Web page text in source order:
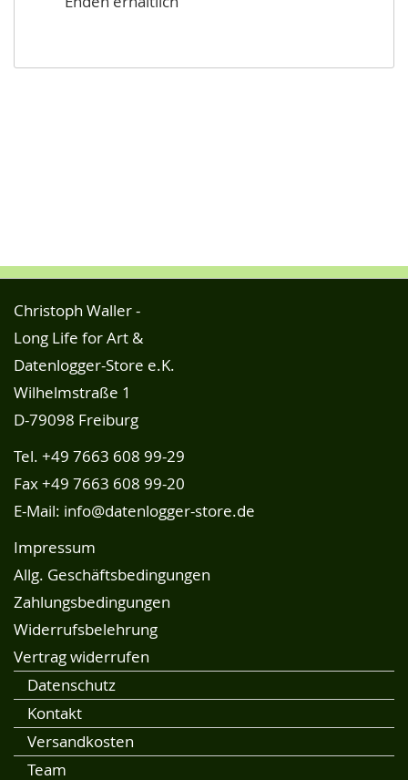
Christoph Waller -
Long Life for Art &
Datenlogger-Store e.K.
Wilhelmstraße 1
D-79098 Freiburg
Tel. +49 7663 608 99-29
Fax +49 7663 608 99-20
E-Mail: info@datenlogger-store.de
Impressum
Allg. Geschäftsbedingungen
Zahlungsbedingungen
Widerrufsbelehrung
Vertrag widerrufen
Datenschutz
Kontakt
Versandkosten
Team